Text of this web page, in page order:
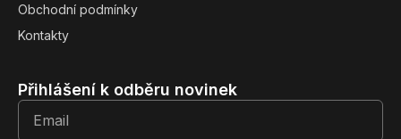
Obchodní podmínky
Kontakty
Přihlášení k odběru novinek